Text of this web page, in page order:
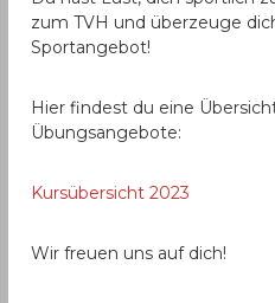
zum TVH und überzeuge
Sportangebot!
Hier findest du eine
Übungsangebote:
Kursübersicht 2023
Wir freuen uns auf dich!